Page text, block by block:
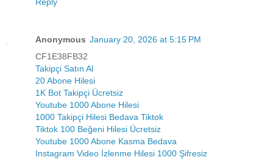
Reply
Anonymous January 20, 2026 at 5:15 PM
CF1E38FB32
Takipçi Satın Al
20 Abone Hilesi
1K Bot Takipçi Ücretsiz
Youtube 1000 Abone Hilesi
1000 Takipçi Hilesi Bedava Tiktok
Tiktok 100 Beğeni Hilesi Ücretsiz
Youtube 1000 Abone Kasma Bedava
Instagram Video İzlenme Hilesi 1000 Şifresiz